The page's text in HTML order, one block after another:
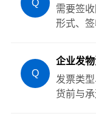
Q
需要签
形式、签
Q
企业发物
发票类
货前与承